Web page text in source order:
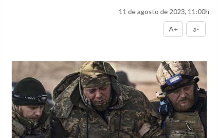
11 de agosto de 2023, 11:00h
A+ a-